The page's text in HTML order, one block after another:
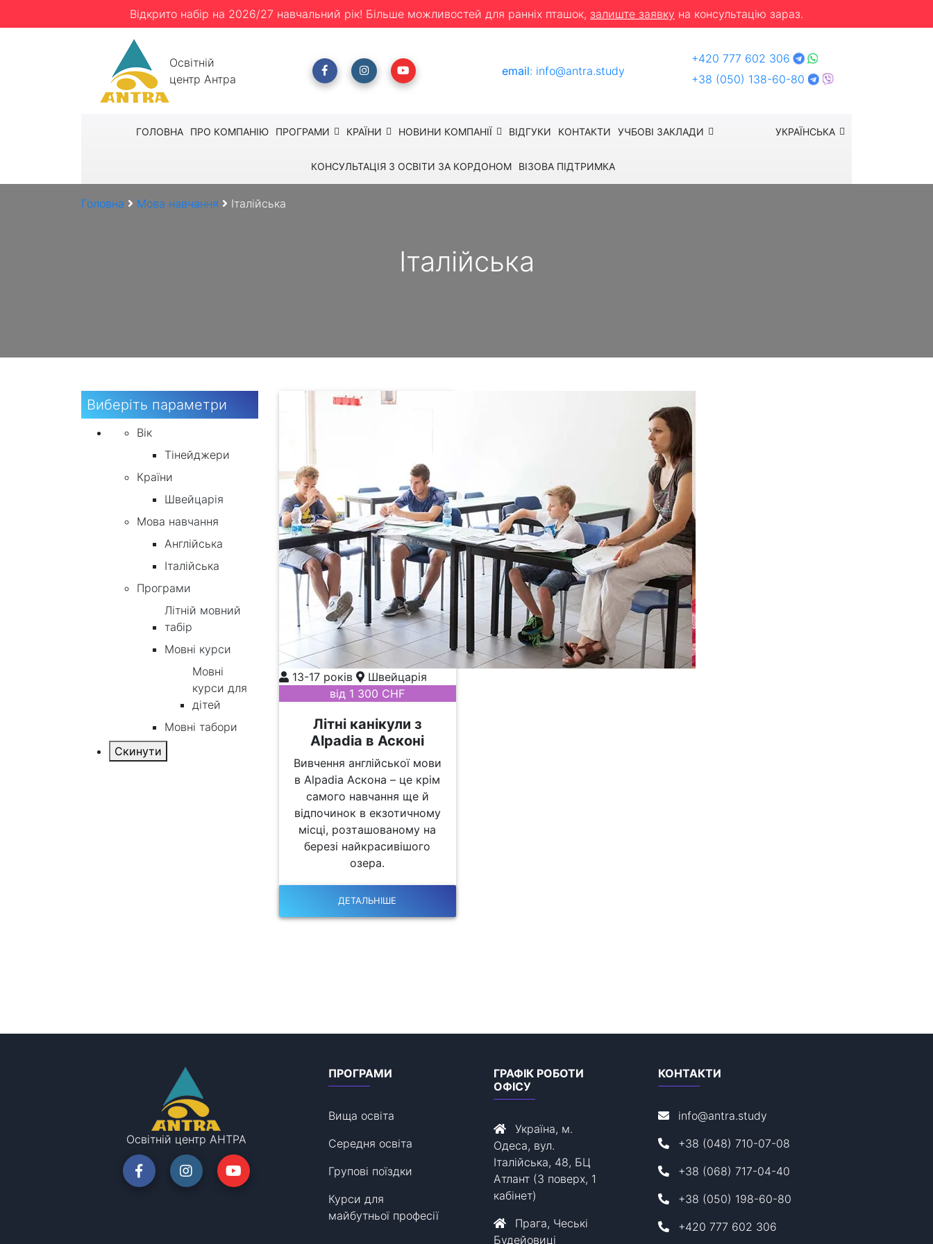
Відкрито набір на 2026/27 навчальний рік! Більше можливостей для ранніх пташок, залиште заявку на консультацію зараз.
Освітній
центр Антра
email: info@antra.study
+420 777 602 306
+38 (050) 138-60-80
ГОЛОВНА ПРО КОМПАНІЮ ПРОГРАМИ УКРАЇНСЬКА
КРАЇНИ НОВИНИ КОМПАНІЇ ВІДГУКИ КОНТАКТИ УЧБОВІ ЗАКЛАДИ
КОНСУЛЬТАЦІЯ З ОСВІТИ ЗА КОРДОНОМ ВІЗОВА ПІДТРИМКА
Головна Мова навчання Італійська
Італійська
Виберіть параметри
Вік
Тінейджери
Країни
Швейцарія
Мова навчання
Англійська
Італійська
Програми
Літній мовний
табір
Мовні курси
Мовні
курси для
дітей
Мовні табори
13-17 років
Швейцарія
від 1 300 CHF
Літні канікули з
Alpadia в Асконі
Вивчення англійської мови
в Alpadia Аскона – це крім
самого навчання ще й
відпочинок в екзотичному
місці, розташованому на
березі найкрасивішого
озера.
ДЕТАЛЬНІШЕ
Освітній центр АНТРА
ПРОГРАМИ
Вища освіта
Середня освіта
Групові поїздки
Курси для
майбутньої професії
ГРАФІК РОБОТИ
ОФІСУ
Україна, м.
Одеса, вул.
Італійська, 48, БЦ
Атлант (3 поверх, 1
кабінет)
Прага, Чеські
Будейовиці
КОНТАКТИ
info@antra.study
+38 (048) 710-07-08
+38 (068) 717-04-40
+38 (050) 198-60-80
+420 777 602 306